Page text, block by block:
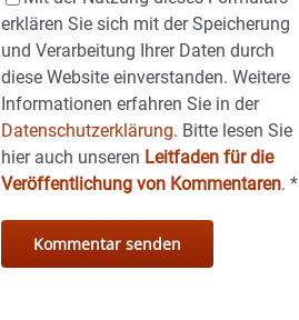
erklären Sie sich mit der Speicherung
und Verarbeitung Ihrer Daten durch
diese Website einverstanden. Weitere
Informationen erfahren Sie in der
Datenschutzerklärung. Bitte lesen Sie
hier auch unseren Leitfaden für die
Veröffentlichung von Kommentaren.*